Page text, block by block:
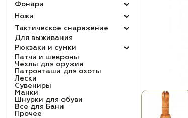
Фонари
Ножи
Тактическое снаряжение
Для выживания
Рюкзаки и сумки
Патчи и шевроны
Чехлы для оружия
Патронташи для охоты
Лески
Сувениры
Манки
Шнурки для обуви
Все для Бани
Прочее